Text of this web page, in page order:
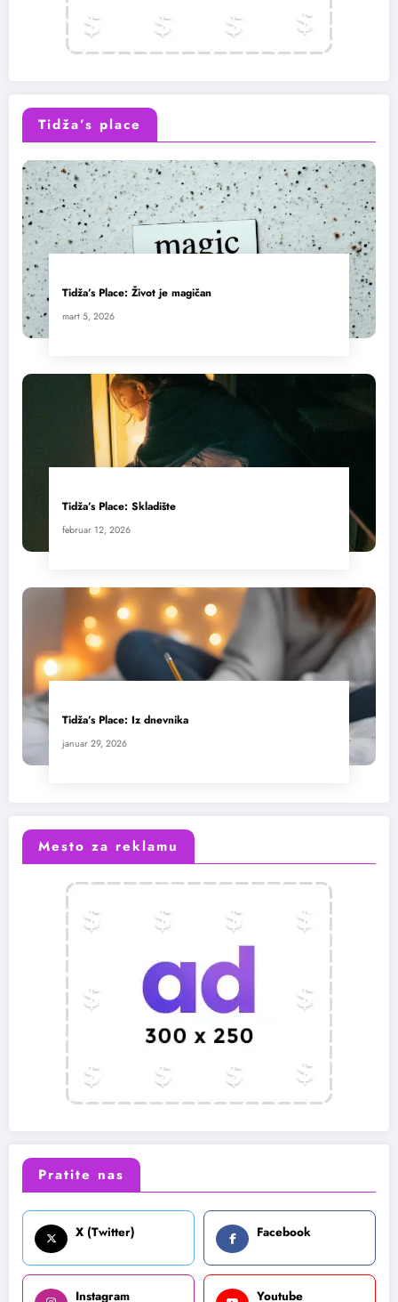
Tidža’s place
Tidža’s Place: Život je magičan
mart 5, 2026
Tidža’s Place: Skladište
februar 12, 2026
Tidža’s Place: Iz dnevnika
januar 29, 2026
Mesto za reklamu
Pratite nas
X (Twitter) Facebook
Instagram Youtube